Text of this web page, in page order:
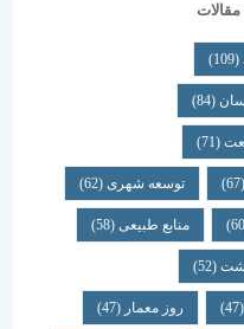
توسعه شهری(62)
منابع طبیعی(58)
روز معمار(47)